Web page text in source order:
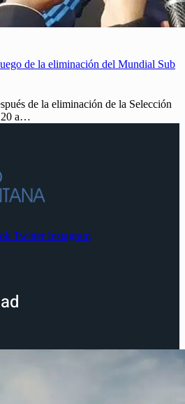
de la eliminación del Mundial Sub
de la eliminación de la Selección
20 a…
Twitter Instagram